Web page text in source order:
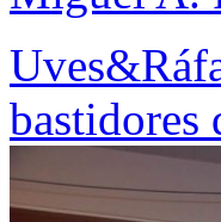
bastidores